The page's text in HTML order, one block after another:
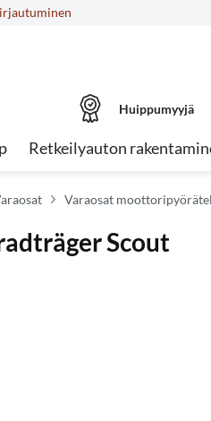
Huippumyyjä
Retkeilyauton
Varaosat
Scout